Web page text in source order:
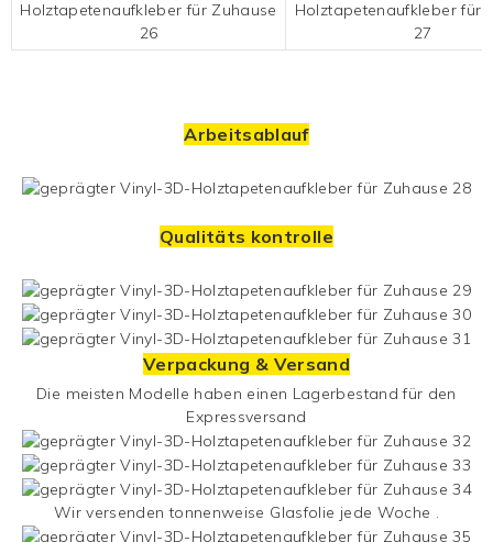
Arbeitsablauf
Qualitäts kontrolle
Verpackung & Versand
Die meisten Modelle haben einen Lagerbestand für den
Expressversand
Wir versenden tonnenweise Glasfolie jede Woche .